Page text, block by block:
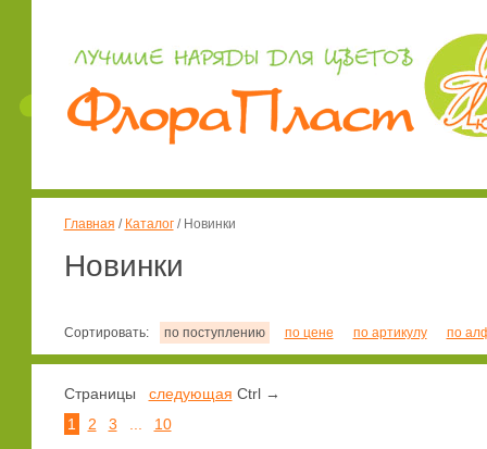
Главная / Каталог/ Новинки
Новинки
Сортировать: по поступлению по цене по артикулу по
Страницы следующая Ctrl →
1
2 3 10